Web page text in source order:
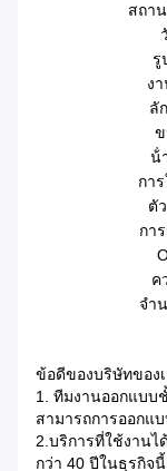
สถา
รู
ง
ลั
น้ํ
กา
ตั
กา
ค
จํา
ข้อดีของบริษัทของ
1. ทีมงานออกแบบ
สามารถการออกแ
2.บริการที่ใช้งาน
กว่า 40 ปีในธุรกิจ